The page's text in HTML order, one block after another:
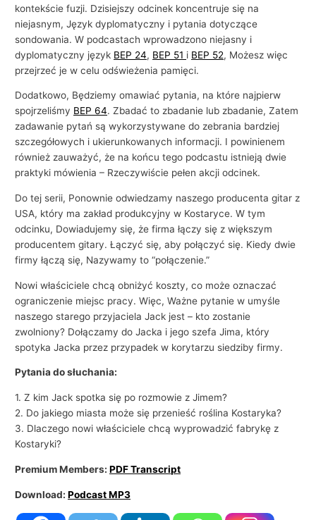
kontekście fuzji. Dzisiejszy odcinek koncentruje się na
niejasnym, Język dyplomatyczny i pytania dotyczące
sondowania. W podcastach wprowadzono niejasny i
dyplomatyczny język BEP 24, BEP 51 i BEP 52, Możesz więc
przejrzeć je w celu odświeżenia pamięci.
Dodatkowo, Będziemy omawiać pytania, na które najpierw
spojrzeliśmy BEP 64. Zbadać to zbadanie lub zbadanie, Zatem
zadawanie pytań są wykorzystywane do zebrania bardziej
szczegółowych i ukierunkowanych informacji. I powinienem
również zauważyć, że na końcu tego podcastu istnieją dwie
praktyki mówienia – Rzeczywiście pełen akcji odcinek.
Do tej serii, Ponownie odwiedzamy naszego producenta gitar z
USA, który ma zakład produkcyjny w Kostaryce. W tym
odcinku, Dowiadujemy się, że firma łączy się z większym
producentem gitary. Łączyć się, aby połączyć się. Kiedy dwie
firmy łączą się, Nazywamy to “połączenie.”
Nowi właściciele chcą obniżyć koszty, co może oznaczać
ograniczenie miejsc pracy. Więc, Ważne pytanie w umyśle
naszego starego przyjaciela Jack jest – kto zostanie
zwolniony? Dołączamy do Jacka i jego szefa Jima, który
spotyka Jacka przez przypadek w korytarzu siedziby firmy.
Pytania do słuchania:
1. Z kim Jack spotka się po rozmowie z Jimem?
2. Do jakiego miasta może się przenieść roślina Kostaryka?
3. Dlaczego nowi właściciele chcą wyprowadzić fabrykę z
Kostaryki?
Premium Members:PDF Transcript
Download:Podcast MP3
k
e
g
w
b
i
e
i
e